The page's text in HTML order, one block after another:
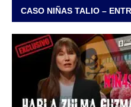
CASO NIÑAS TALIO –